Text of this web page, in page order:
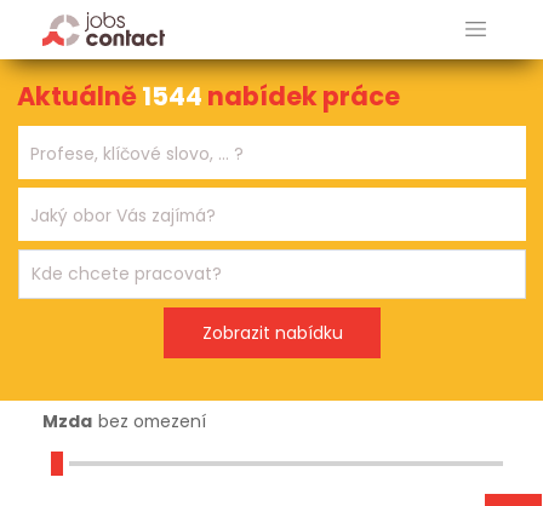
Aktuálně1544 nabídek práce
Mzda bez omezení